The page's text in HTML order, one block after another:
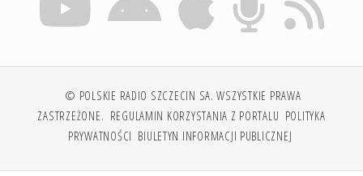
© POLSKIE RADIO SZCZECIN SA. WSZYSTKIE PRAWA
ZASTRZEŻONE. REGULAMIN KORZYSTANIA Z PORTALU POLITYKA
PRYWATNOŚCI BIULETYN INFORMACJI PUBLICZNEJ